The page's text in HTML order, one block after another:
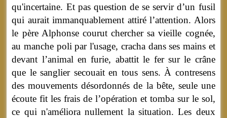
qu'incertaine. Et pas question de se servir d’un fusil
qui aurait immanquablement attiré l’attention. Alors
le père Alphonse courut chercher sa vieille cognée,
au manche poli par l'usage, cracha dans ses mains et
devant l’animal en furie, abattit le fer sur le crâne
que le sanglier secouait en tous sens. À contresens
des mouvements désordonnés de la bête, seule une
écoute fit les frais de l’opération et tomba sur le sol,
ce qui n'améliora nullement la situation. Les deux